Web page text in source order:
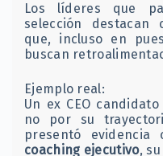
Los líderes que
selección destacan
que, incluso en
buscan
Ejemplo real:
Un ex CEO
no por su
presentó
coaching ejecutivo,